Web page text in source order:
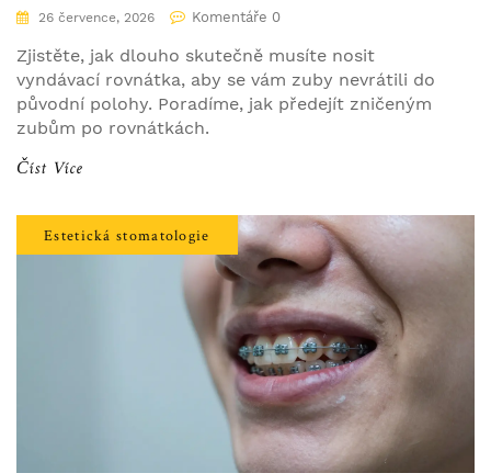
26 července, 2026 Komentáře 0
Zjistěte, jak dlouho skutečně musíte nosit
vyndávací rovnátka, aby se vám zuby nevrátili do
původní polohy. Poradíme, jak předejít zničeným
zubům po rovnátkách.
Číst Více
Estetická stomatologie